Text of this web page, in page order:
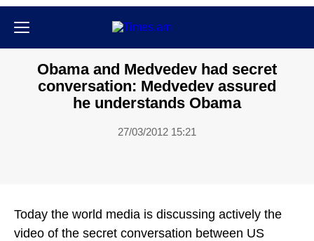
Obama and Medvedev had secret
conversation: Medvedev assured
he understands Obama
27/03/2012 15:21
Today the world media is discussing actively the
video of the secret conversation between US